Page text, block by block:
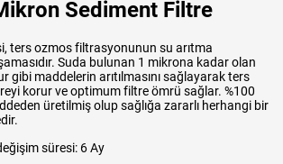
Sediment Filtre
ters ozmos filtrasyonunun su arıtma
Suda bulunan 1 mikrona kadar olan
gibi maddelerin arıtılmasını sağlayarak ters
korur ve optimum filtre ömrü sağlar. %100
üretilmiş olup sağlığa zararlı herhangi bir
süresi: 6 Ay